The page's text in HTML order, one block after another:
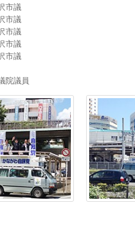
市議
市議
市議
市議
市議
院議員